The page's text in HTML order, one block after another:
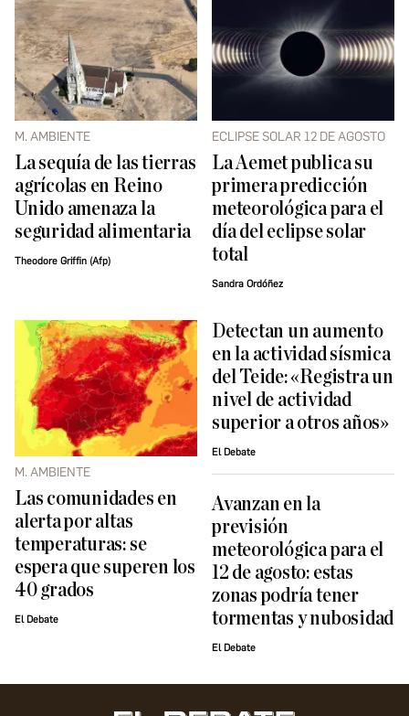
M. AMBIENTE
La sequía de las tierras
agrícolas en Reino
Unido amenaza la
seguridad alimentaria
Theodore Griffin (Afp)
ECLIPSE SOLAR 12 DE AGOSTO
La Aemet publica su
primera predicción
meteorológica para el
día del eclipse solar
total
Sandra Ordóñez
M. AMBIENTE
Las comunidades en
alerta por altas
temperaturas: se
espera que superen los
40 grados
El Debate
Detectan un aumento
en la actividad sísmica
del Teide: «Registra un
nivel de actividad
superior a otros años»
El Debate
Avanzan en la
previsión
meteorológica para el
12 de agosto: estas
zonas podría tener
tormentas y nubosidad
El Debate